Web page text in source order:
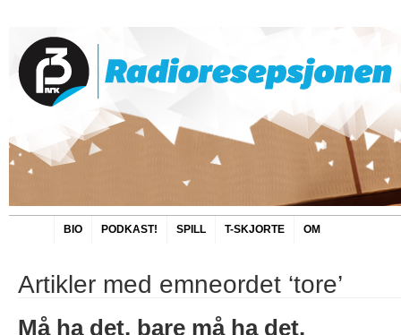
BIO PODKAST! SPILL T-SKJORTE OM
Artikler med emneordet ‘tore’
Må ha det, bare må ha det.